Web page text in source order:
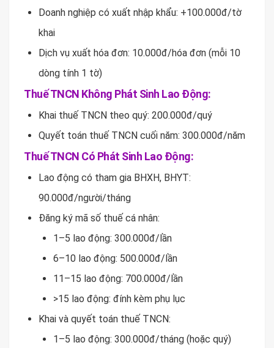
Doanh nghiệp có xuất nhập khẩu: +100.000đ/tờ
khai
Dịch vụ xuất hóa đơn: 10.000đ/hóa đơn (mỗi 10
dòng tính 1 tờ)
Thuế TNCN Không Phát Sinh Lao Động:
Khai thuế TNCN theo quý: 200.000đ/quý
Quyết toán thuế TNCN cuối năm: 300.000đ/năm
Thuế TNCN Có Phát Sinh Lao Động:
Lao động có tham gia BHXH, BHYT:
90.000đ/người/tháng
Đăng ký mã số thuế cá nhân:
1–5 lao động: 300.000đ/lần
6–10 lao động: 500.000đ/lần
11–15 lao động: 700.000đ/lần
>15 lao động: đính kèm phụ lục
Khai và quyết toán thuế TNCN:
1–5 lao động: 300.000đ/tháng (hoặc quý)